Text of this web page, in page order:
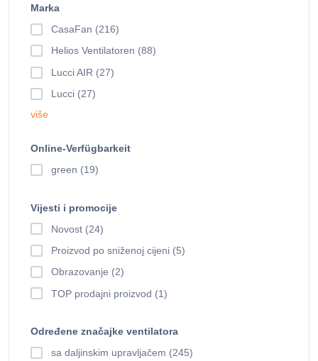
Marka
CasaFan (216)
Helios Ventilatoren (88)
Lucci AIR (27)
Lucci (27)
više
Online-Verfügbarkeit
green (19)
Vijesti i promocije
Novost (24)
Proizvod po sniženoj cijeni (5)
Obrazovanje (2)
TOP prodajni proizvod (1)
Određene značajke ventilatora
sa daljinskim upravljačem (245)